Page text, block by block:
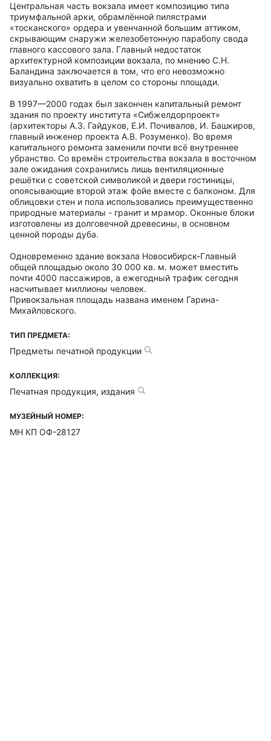
Центральная часть вокзала имеет композицию типа
триумфальной арки, обрамлённой пилястрами
«тосканского» ордера и увенчанной большим аттиком,
скрывающим снаружи железобетонную параболу свода
главного кассового зала. Главный недостаток
архитектурной композиции вокзала, по мнению С.Н.
Баландина заключается в том, что его невозможно
визуально охватить в целом со стороны площади.
В 1997—2000 годах был закончен капитальный ремонт
здания по проекту института «Сибжелдорпроект»
(архитекторы А.З. Гайдуков, Е.И. Почивалов, И. Башкиров,
главный инженер проекта А.В. Розуменко). Во время
капитального ремонта заменили почти всё внутреннее
убранство. Со времён строительства вокзала в восточном
зале ожидания сохранились лишь вентиляционные
решётки с советской символикой и двери гостиницы,
опоясывающие второй этаж фойе вместе с балконом. Для
облицовки стен и пола использовались преимущественно
природные материалы - гранит и мрамор. Оконные блоки
изготовлены из долговечной древесины, в основном
ценной породы дуба.
Одновременно здание вокзала Новосибирск-Главный
общей площадью около 30 000 кв. м. может вместить
почти 4000 пассажиров, а ежегодный трафик сегодня
насчитывает миллионы человек.
Привокзальная площадь названа именем Гарина-
Михайловского.
ТИП ПРЕДМЕТА:
Предметы печатной продукции
КОЛЛЕКЦИЯ:
Печатная продукция, издания
МУЗЕЙНЫЙ НОМЕР:
МН КП ОФ-28127